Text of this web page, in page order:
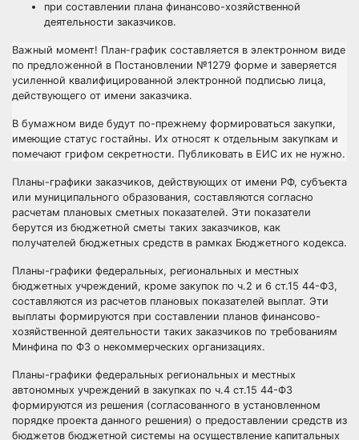
при составлении плана финансово-хозяйственной
деятельности заказчиков.
Важный момент! План-график составляется в электронном виде
по предложенной в Постановлении №1279 форме и заверяется
усиленной квалифицированной электронной подписью лица,
действующего от имени заказчика.
В бумажном виде будут по-прежнему формироваться закупки,
имеющие статус гостайны. Их относят к отдельным закупкам и
помечают грифом секретности. Публиковать в ЕИС их не нужно.
Планы-графики заказчиков, действующих от имени РФ, субъекта
или муниципального образования, составляются согласно
расчетам плановых сметных показателей. Эти показатели
берутся из бюджетной сметы таких заказчиков, как
получателей бюджетных средств в рамках Бюджетного кодекса.
Планы-графики федеральных, региональных и местных
бюджетных учреждений, кроме закупок по ч.2 и 6 ст.15 44-ФЗ,
составляются из расчетов плановых показателей выплат. Эти
выплаты формируются при составлении планов финансово-
хозяйственной деятельности таких заказчиков по требованиям
Минфина по ФЗ о некоммерческих организациях.
Планы-графики федеральных региональных и местных
автономных учреждений в закупках по ч.4 ст.15 44-ФЗ
формируются из решения (согласованного в установленном
порядке проекта данного решения) о предоставлении средств из
бюджетов бюджетной системы на осуществление капитальных